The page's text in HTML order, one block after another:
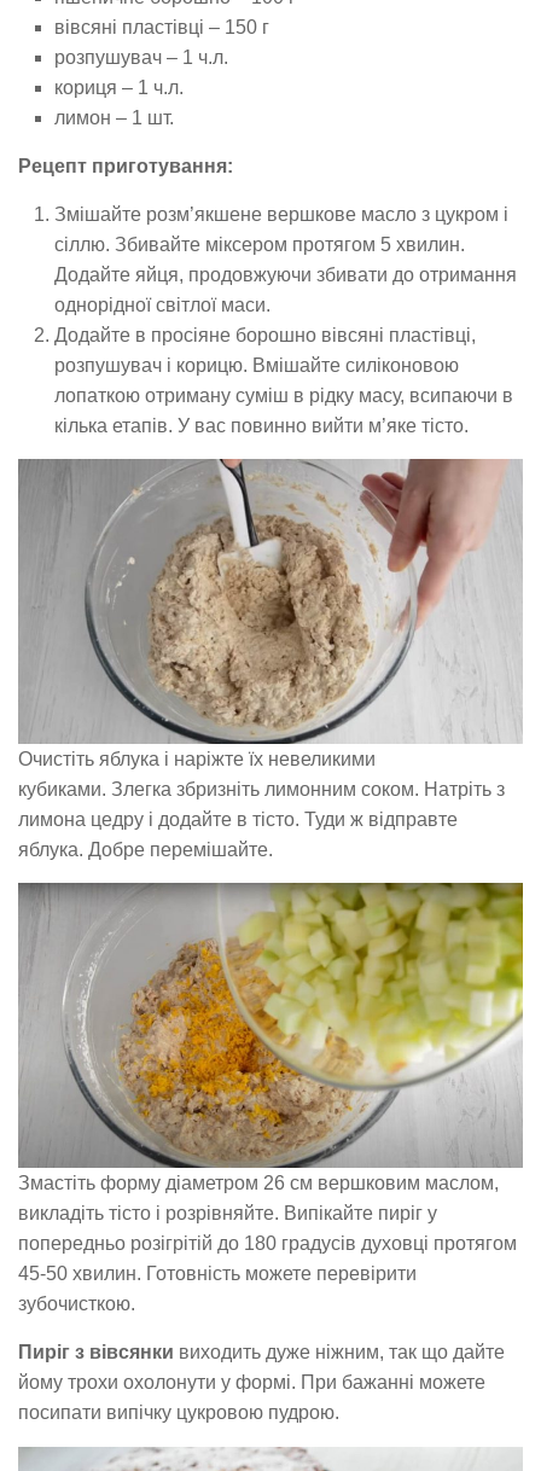
вівсяні пластівці – 150 г
розпушувач – 1 ч.л.
кориця – 1 ч.л.
лимон – 1 шт.
Рецепт приготування:
Змішайте розм’якшене вершкове масло з цукром і
сіллю. Збивайте міксером протягом 5 хвилин.
Додайте яйця, продовжуючи збивати до отримання
однорідної світлої маси.
Додайте в просіяне борошно вівсяні пластівці,
розпушувач і корицю. Вмішайте силіконовою
лопаткою отриману суміш в рідку масу, всипаючи в
кілька етапів. У вас повинно вийти м’яке тісто.
Очистіть яблука і наріжте їх невеликими
кубиками. Злегка збризніть лимонним соком. Натріть з
лимона цедру і додайте в тісто. Туди ж відправте
яблука. Добре перемішайте.
Змастіть форму діаметром 26 см вершковим маслом,
викладіть тісто і розрівняйте. Випікайте пиріг у
попередньо розігрітій до 180 градусів духовці протягом
45-50 хвилин. Готовність можете перевірити
зубочисткою.
Пиріг з вівсянки виходить дуже ніжним, так що дайте
йому трохи охолонути у формі. При бажанні можете
посипати випічку цукровою пудрою.